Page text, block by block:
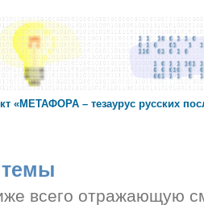
«МЕТАФОРА – тезаурус русских
всего отражающую